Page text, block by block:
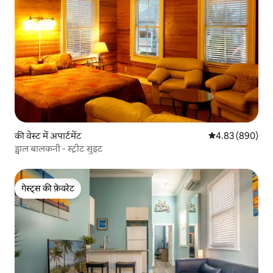
की वेस्ट में अपार्टमेंट औसत रेटिंग 5 में से
4.83 (890)
ड्वाल बालकनी - स्ट्रीट सुइट
गेस्ट्स की फ़ेवरेट
गेस्ट्स की फ़ेवरेट